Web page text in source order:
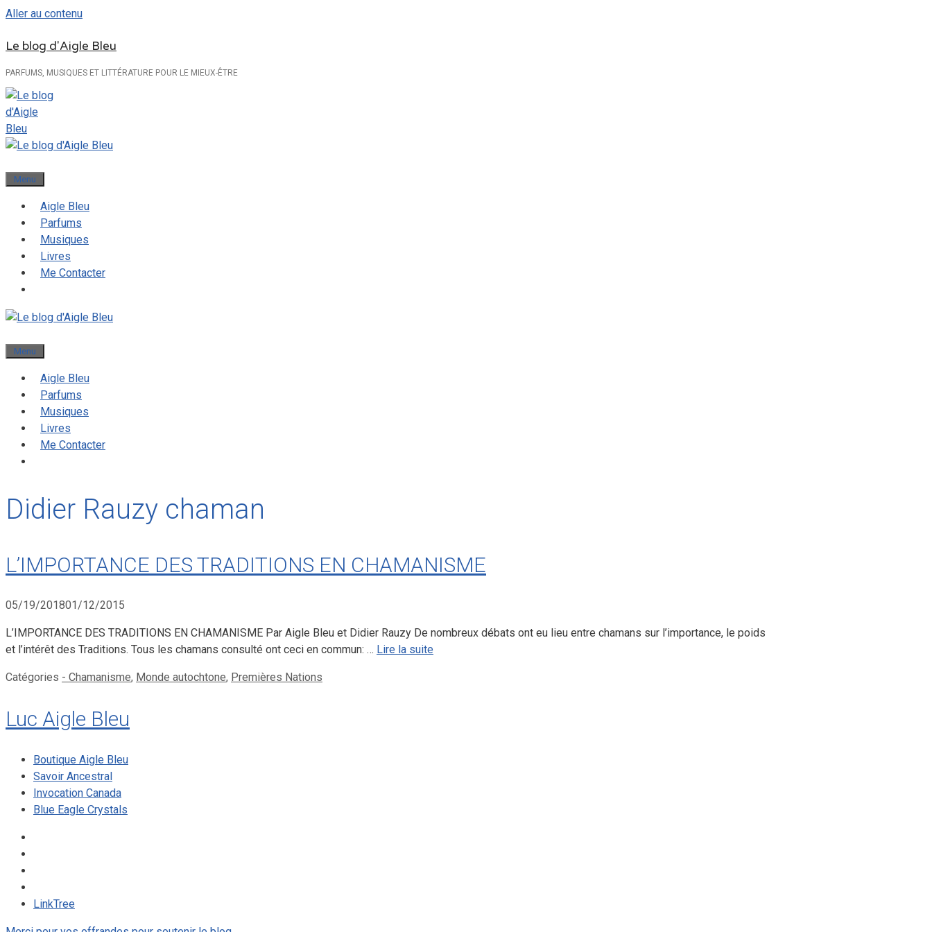
Aller au contenu
Le blog d'Aigle Bleu
PARFUMS, MUSIQUES ET LITTÉRATURE POUR LE MIEUX-ÊTRE
Menu
Aigle Bleu
Parfums
Musiques
Livres
Me Contacter
Menu
Aigle Bleu
Parfums
Musiques
Livres
Me Contacter
Didier Rauzy chaman
L’IMPORTANCE DES TRADITIONS EN CHAMANISME
05/19/201801/12/2015
L’IMPORTANCE DES TRADITIONS EN CHAMANISME Par Aigle Bleu et Didier Rauzy De nombreux débats ont eu lieu entre chamans sur l’importance, le poids
et l’intérêt des Traditions. Tous les chamans consulté ont ceci en commun: … Lire la suite
Catégories - Chamanisme, Monde autochtone, Premières Nations
Luc Aigle Bleu
Boutique Aigle Bleu
Savoir Ancestral
Invocation Canada
Blue Eagle Crystals
LinkTree